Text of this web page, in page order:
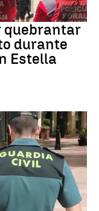
quebrantar
durante
Estella